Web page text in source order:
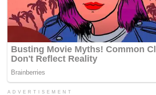
ADVERTISEMENT